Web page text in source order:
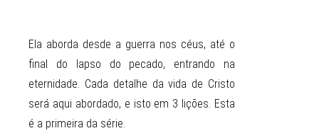
Ela aborda desde a guerra nos céus, até o
final do lapso do pecado, entrando na
eternidade. Cada detalhe da vida de Cristo
será aqui abordado, e isto em 3 lições. Esta
é a primeira da série.